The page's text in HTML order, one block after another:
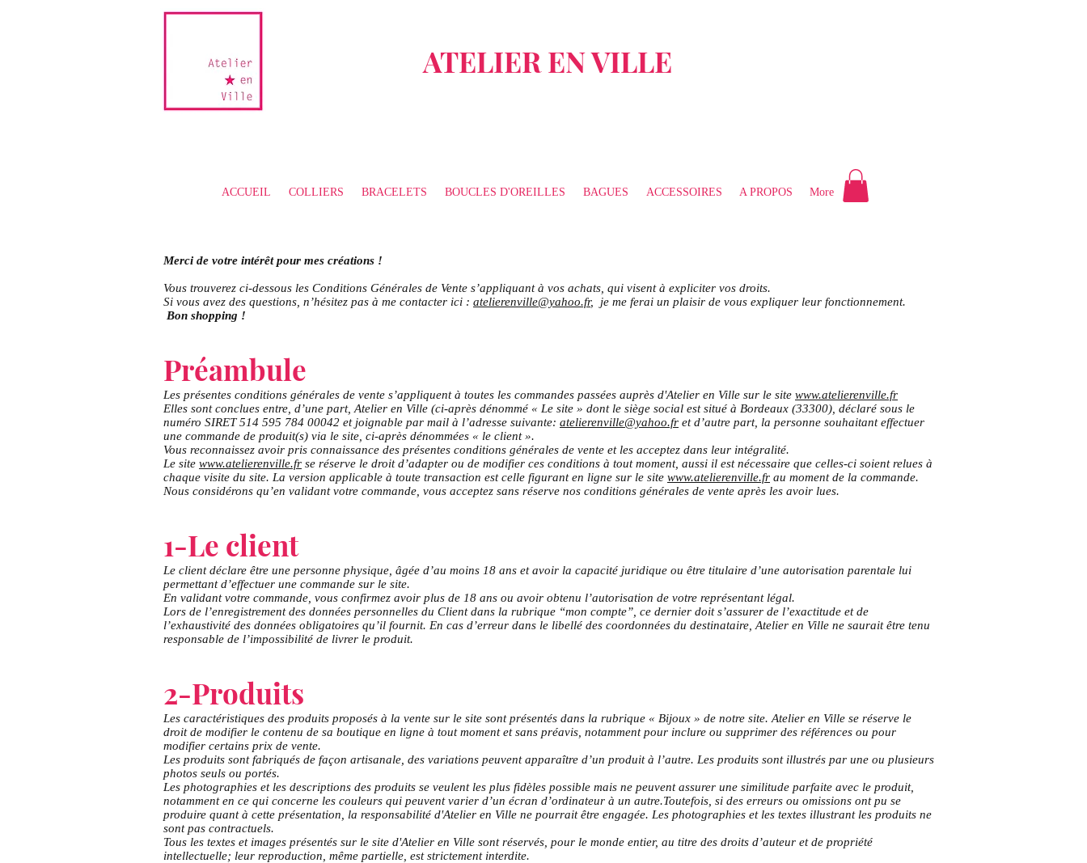
ATELIER EN VILLE
ACCUEIL COLLIERS BRACELETS BOUCLES D'OREILLES BAGUES ACCESSOIRES A PROPOS More
Merci de votre intérêt pour mes créations !
Vous trouverez ci-dessous les Conditions Générales de Vente s’appliquant à vos achats, qui visent à expliciter vos droits.
Si vous avez des questions, n’hésitez pas à me contacter ici : atelierenville@yahoo.fr, je me ferai un plaisir de vous expliquer leur fonctionnement.
Bon shopping !
Préambule
Les présentes conditions générales de vente s’appliquent à toutes les commandes passées auprès d'Atelier en Ville sur le site www.atelierenville.fr
Elles sont conclues entre, d’une part, Atelier en Ville (ci-après dénommé « Le site » dont le siège social est situé à Bordeaux (33300), déclaré sous le
numéro SIRET 514 595 784 00042 et joignable par mail à l’adresse suivante: atelierenville@yahoo.fr et d’autre part, la personne souhaitant effectuer
une commande de produit(s) via le site, ci-après dénommées « le client ».
Vous reconnaissez avoir pris connaissance des présentes conditions générales de vente et les acceptez dans leur intégralité.
Le site www.atelierenville.fr se réserve le droit d’adapter ou de modifier ces conditions à tout moment, aussi il est nécessaire que celles-ci soient relues à
chaque visite du site. La version applicable à toute transaction est celle figurant en ligne sur le site www.atelierenville.fr au moment de la commande.
Nous considérons qu’en validant votre commande, vous acceptez sans réserve nos conditions générales de vente après les avoir lues.
1-Le client
Le client déclare être une personne physique, âgée d’au moins 18 ans et avoir la capacité juridique ou être titulaire d’une autorisation parentale lui
permettant d’effectuer une commande sur le site.
En validant votre commande, vous confirmez avoir plus de 18 ans ou avoir obtenu l’autorisation de votre représentant légal.
Lors de l’enregistrement des données personnelles du Client dans la rubrique “mon compte”, ce dernier doit s’assurer de l’exactitude et de
l’exhaustivité des données obligatoires qu’il fournit. En cas d’erreur dans le libellé des coordonnées du destinataire, Atelier en Ville ne saurait être tenu
responsable de l’impossibilité de livrer le produit.
2-Produits
Les caractéristiques des produits proposés à la vente sur le site sont présentés dans la rubrique « Bijoux » de notre site. Atelier en Ville se réserve le
droit de modifier le contenu de sa boutique en ligne à tout moment et sans préavis, notamment pour inclure ou supprimer des références ou pour
modifier certains prix de vente.
Les produits sont fabriqués de façon artisanale, des variations peuvent apparaître d’un produit à l’autre. Les produits sont illustrés par une ou plusieurs
photos seuls ou portés.
Les photographies et les descriptions des produits se veulent les plus fidèles possible mais ne peuvent assurer une similitude parfaite avec le produit,
notamment en ce qui concerne les couleurs qui peuvent varier d’un écran d’ordinateur à un autre.Toutefois, si des erreurs ou omissions ont pu se
produire quant à cette présentation, la responsabilité d'Atelier en Ville ne pourrait être engagée. Les photographies et les textes illustrant les produits ne
sont pas contractuels.
Tous les textes et images présentés sur le site d'Atelier en Ville sont réservés, pour le monde entier, au titre des droits d’auteur et de propriété
intellectuelle; leur reproduction, même partielle, est strictement interdite.